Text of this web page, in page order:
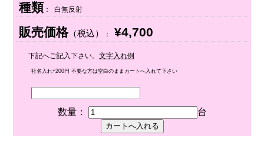
種類 ： 白無反射
販売価格（税込） ： ¥4,700
下記へご記入下さい。 文字入れ例
社名入れ+200円 不要な方は空白のままカートへ入れて下さい
数量： 台